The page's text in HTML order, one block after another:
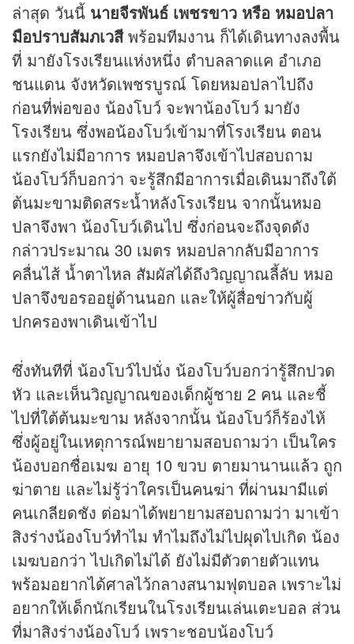
ล่าสุด วันนี้ นายจีรพันธ์ เพชรขาว หรือ หมอปลา
มือปราบสัมภเวสีพร้อมทีมงาน ก็ได้เดินทางลงพื้น
ที่ มายังโรงเรียนแห่งหนึ่ง ตำบลลาดแค อำเภอ
ชนแดน จังหวัดเพชรบูรณ์ โดยหมอปลาไปถึง
ก่อนที่พ่อของ น้องโบว์ จะพาน้องโบว์ มายัง
โรงเรียน ซึ่งพอน้องโบว์เข้ามาที่โรงเรียน ตอน
แรกยังไม่มีอาการ หมอปลาจึงเข้าไปสอบถาม
น้องโบว์ก็บอกว่า จะรู้สึกมีอาการเมื่อเดินมาถึงใต้
ต้นมะขามติดสระน้ำหลังโรงเรียน จากนั้นหมอ
ปลาจึงพา น้องโบว์เดินไป ซึ่งก่อนจะถึงจุดดัง
กล่าวประมาณ 30 เมตร หมอปลากลับมีอาการ
คลื่นไส้ น้ำตาไหล สัมผัสได้ถึงวิญญาณลี้ลับ หมอ
ปลาจึงขอรออยู่ด้านนอก และให้ผู้สื่อข่าวกับผู้
ปกครองพาเดินเข้าไป
ซึ่งทันทีที่ น้องโบว์ไปนั่ง น้องโบว์บอกว่ารู้สึกปวด
หัว และเห็นวิญญาณของเด็กผู้ชาย 2 คน และชี้
ไปที่ใต้ต้นมะขาม หลังจากนั้น น้องโบว์ก็ร้องไห้
ซึ่งผู้อยู่ในเหตุการณ์พยายามสอบถามว่า เป็นใคร
น้องบอกชื่อเมฆ อายุ 10 ขวบ ตายมานานแล้ว ถูก
ฆ่าตาย และไม่รู้ว่าใครเป็นคนฆ่า ที่ผ่านมามีแต่
คนเกลียดชัง ต่อมาได้พยายามสอบถามว่า มาเข้า
สิงร่างน้องโบว์ทำไม ทำไมถึงไม่ไปผุดไปเกิด น้อง
เมฆบอกว่า ไปเกิดไม่ได้ ยังไม่มีตัวตายตัวแทน
พร้อมอยากได้ศาลไว้กลางสนามฟุตบอล เพราะไม่
อยากให้เด็กนักเรียนในโรงเรียนเล่นเตะบอล ส่วน
ที่มาสิงร่างน้องโบว์ เพราะชอบน้องโบว์